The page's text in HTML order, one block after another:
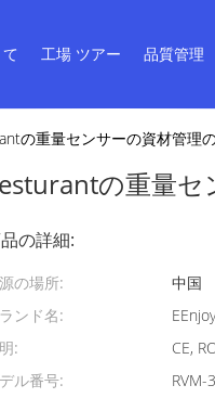
工場 ツアー 品質管理
の重量センサーの資材管理
の重量セ
の詳細:
の場所:
中国
ンド名:
EEnjoy
:
CE,
ル番号:
RVM-